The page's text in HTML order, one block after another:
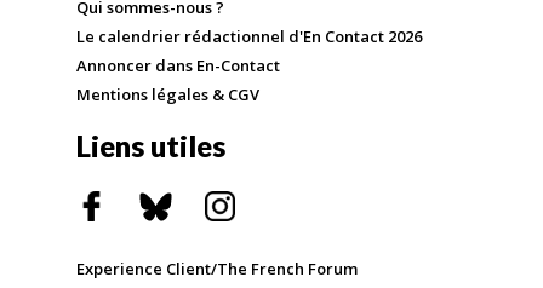
Qui sommes-nous ?
Le calendrier rédactionnel d'En Contact 2026
Annoncer dans En-Contact
Mentions légales & CGV
Liens utiles
Experience Client/The French Forum